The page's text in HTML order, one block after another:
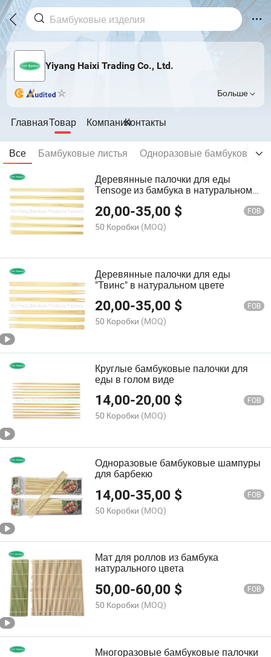
Yiyang Haixi Trading Co., Ltd.
Больше
ГлавнаяТовар КомпанияКонтакты
Все Бамбуковые листья
Одноразовые бамбуковые
Деревянные палочки для еды
Tensoge из бамбука в натуральном
20,00-35,00 $ FOB
50 Коробки (MOQ)
Деревянные палочки для еды
"Твинс" в натуральном цвете
20,00-35,00 $ FOB
50 Коробки (MOQ)
Круглые бамбуковые палочки для
еды в голом виде
14,00-20,00 $ FOB
50 Коробки (MOQ)
Одноразовые бамбуковые шампуры
для барбекю
14,00-35,00 $ FOB
50 Коробки (MOQ)
Мат для роллов из бамбука
натурального цвета
50,00-60,00 $ FOB
50 Коробки (MOQ)
Многоразовые бамбуковые палочки